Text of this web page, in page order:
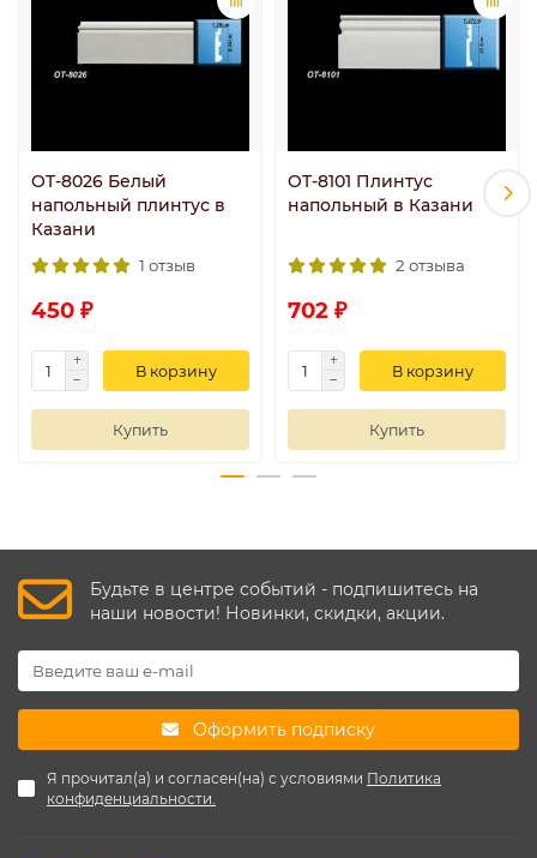
OT-8026 Белый
напольный плинтус в
Казани
1 отзыв
450 ₽
В корзину
Купить
OT-8101 Плинтус
напольный в Казани
2 отзыва
702 ₽
В корзину
Купить
Будьте в центре событий - подпишитесь на
наши новости! Новинки, скидки, акции.
Оформить подписку
Я прочитал(а) и согласен(на) с условиями Политика
конфиденциальности.